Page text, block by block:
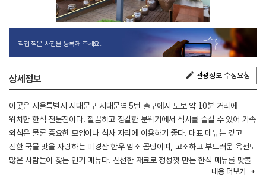
직접 찍은 사진을 등록해 주세요.
상세정보 관광정보 수정요청
이곳은 서울특별시 서대문구 서대문역 5번 출구에서 도보 약 10분 거리에
위치한 한식 전문점이다. 깔끔하고 정갈한 분위기에서 식사를 즐길 수 있어 가족
외식은 물론 중요한 모임이나 식사 자리에 이용하기 좋다. 대표 메뉴는 깊고
진한 국물 맛을 자랑하는 미경산 한우 암소 곰탕이며, 고소하고 부드러운 육전도
많은 사람들이 찾는 인기 메뉴다. 신선한 재료로 정성껏 만든 한식 메뉴를 맛볼
수 있으며, 차량으로 10분 이내 거리에 서울광장, 세종문화회관 미술관, 덕수궁
내용 더보기